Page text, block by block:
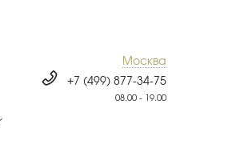
Москва
+7 (499) 877-34-75
08.00 - 19.00